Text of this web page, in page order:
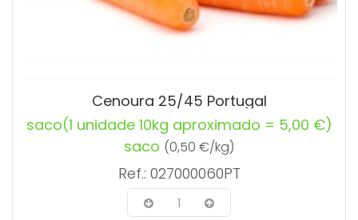
Cenoura 25/45 Portugal
saco(1 unidade 10kg aproximado = 5,00 €)
saco (0,50 €/kg)
Ref.: 027000060PT
1